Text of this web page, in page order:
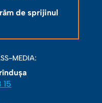
de sprijinul
MEDIA:
15